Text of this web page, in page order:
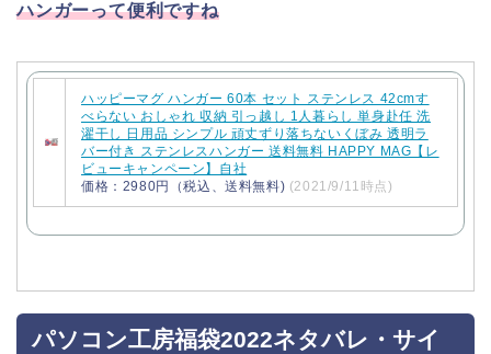
ハンガーって便利ですね
ハッピーマグ ハンガー 60本 セット ステンレス 42cmす
べらない おしゃれ 収納 引っ越し 1人暮らし 単身赴任 洗
濯干し 日用品 シンプル 頑丈ずり落ちないくぼみ 透明ラ
バー付き ステンレスハンガー 送料無料 HAPPY MAG【レ
ビューキャンペーン】自社
価格：2980円（税込、送料無料) (2021/9/11時点)
パソコン工房福袋2022ネタバレ・サイ